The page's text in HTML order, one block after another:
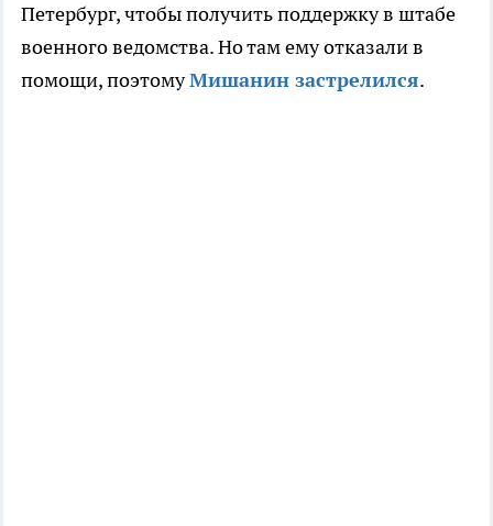
Петербург, чтобы получить поддержку в штабе
военного ведомства. Но там ему отказали в
помощи, поэтомуМишанин застрелился.